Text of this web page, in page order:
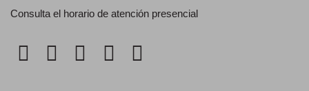
Consulta el horario de atención presencial